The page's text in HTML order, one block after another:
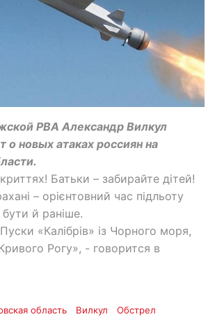
РВА Александр Вилкул
новых атаках россиян на
Батьки – забирайте дітей!
– орієнтовний час підльоту
й раніше.
«Калібрів» із Чорного моря,
Рогу», - говорится в
область Вилкул Обстрел